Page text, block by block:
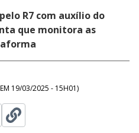
R7 com auxílio do
que monitora as
19/03/2025 - 15H01)